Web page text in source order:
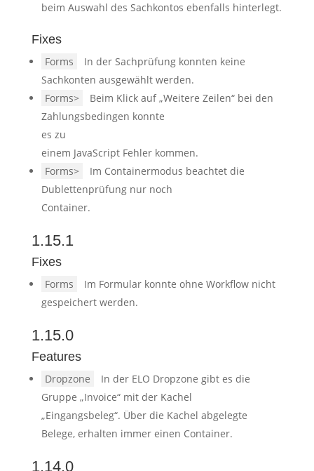
beim Auswahl des Sachkontos ebenfalls hinterlegt.
Fixes
Forms
In der Sachprüfung konnten keine
Sachkonten ausgewählt werden.
Forms>
Beim Klick auf „Weitere Zeilen“ bei den
Zahlungsbedingen konnte
es zu
einem JavaScript Fehler kommen.
Forms>
Im Containermodus beachtet die
Dublettenprüfung nur noch
Container.
1.15.1
Fixes
Forms
Im Formular konnte ohne Workflow nicht
gespeichert werden.
1.15.0
Features
Dropzone
In der ELO Dropzone gibt es die
Gruppe „Invoice“ mit der Kachel
„Eingangsbeleg“. Über die Kachel abgelegte
Belege, erhalten immer einen Container.
1.14.0